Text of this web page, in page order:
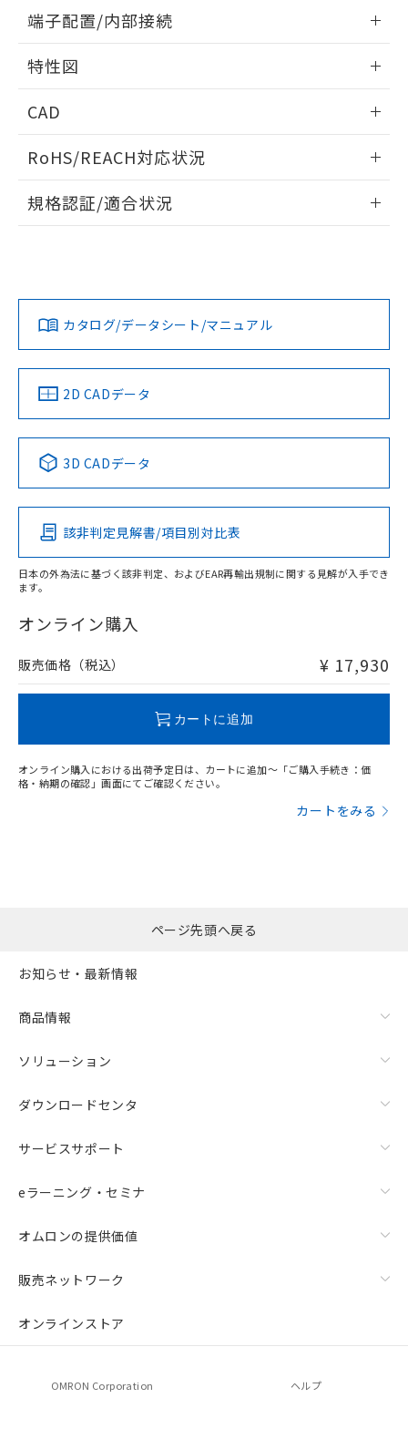
外形図
端子配置/内部接続
端子配置/内部接続
特性図
電気的寿命曲線
CAD
ドすることができます。
ログイン/会員登録
ダウンロードデータをご利用いただく前に、以下を必ずお読
みください。
ソフトウェアの使用条件
RoHS/REACH対応状況
EU RoHS 注意事項・凡例
対応済み
中国 RoHS 注意事項・凡例
Pb Hg Cd Cr(VI)
O
在庫等で未対応品が混在する可能性があります。
問い合わせください。
規格認証/適合状況
LR型式承認
（イギリス
船舶規格）
DNV型式承認
（ノルウェー
BV型式承認
（フランス
KR型式
（韓国
No No No No
この製品の規格認証/適合状況ページへ
その他の認証はこちらのページからご検索ください
カタログ/データシート/マニュアル
2D CADデータ
3D CADデータ
該非判定見解書/項目別対比表
日本の外為法に基づく該非判定、およびEAR再輸出規制に関する見解が入手でき
ます。
オンライン購入
販売価格（税込） ¥ 17,930
カートに追加
オンライン購入における出荷予定日は、カートに追加～「ご購入手続き：価
格・納期の確認」画面にてご確認ください。
カートをみる
荷製品に未対応品が混在することから備考
欄に対応日を記載しておりました。
既に当社にて対応品への在庫切替を完了
していることから、特段のことがない限
り、2022年1月12日より割愛しておりま
ページ先頭へ戻る
お知らせ・最新情報
商品情報
ソリューション
ダウンロードセンタ
サービスサポート
eラーニング・セミナ
オムロンの提供価値
販売ネットワーク
オンラインストア
OMRON Corporation ヘルプ